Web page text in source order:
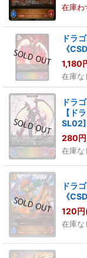
在庫わ
ドラ
《
1,180
在庫な
ドラ
【ド
SL02]
280円
在庫な
ドラ
《
120円
在庫な